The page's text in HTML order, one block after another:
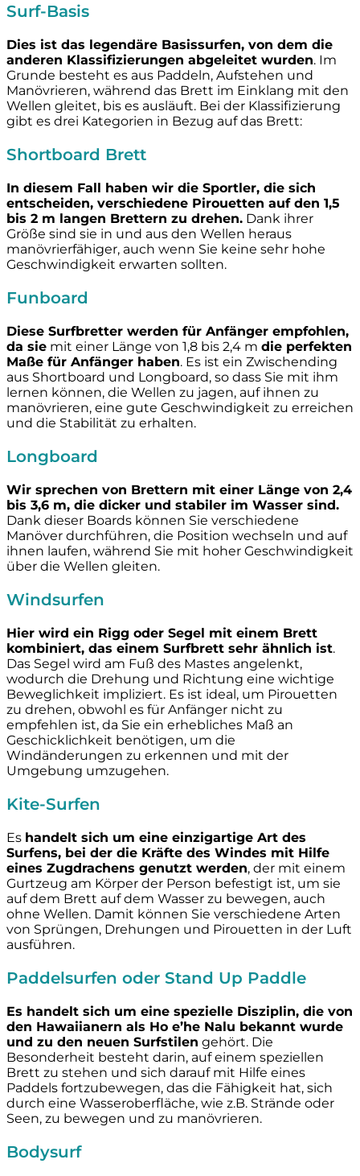
Surf-Basis
Dies ist das legendäre Basissurfen, von dem die
anderen Klassifizierungen abgeleitet wurden. Im
Grunde besteht es aus Paddeln, Aufstehen und
Manövrieren, während das Brett im Einklang mit den
Wellen gleitet, bis es ausläuft. Bei der Klassifizierung
gibt es drei Kategorien in Bezug auf das Brett:
Shortboard Brett
In diesem Fall haben wir die Sportler, die sich
entscheiden, verschiedene Pirouetten auf den 1,5
bis 2 m langen Brettern zu drehen. Dank ihrer
Größe sind sie in und aus den Wellen heraus
manövrierfähiger, auch wenn Sie keine sehr hohe
Geschwindigkeit erwarten sollten.
Funboard
Diese Surfbretter werden für Anfänger empfohlen,
da sie mit einer Länge von 1,8 bis 2,4 m die perfekten
Maße für Anfänger haben. Es ist ein Zwischending
aus Shortboard und Longboard, so dass Sie mit ihm
lernen können, die Wellen zu jagen, auf ihnen zu
manövrieren, eine gute Geschwindigkeit zu erreichen
und die Stabilität zu erhalten.
Longboard
Wir sprechen von Brettern mit einer Länge von 2,4
bis 3,6 m, die dicker und stabiler im Wasser sind.
Dank dieser Boards können Sie verschiedene
Manöver durchführen, die Position wechseln und auf
ihnen laufen, während Sie mit hoher Geschwindigkeit
über die Wellen gleiten.
Windsurfen
Hier wird ein Rigg oder Segel mit einem Brett
kombiniert, das einem Surfbrett sehr ähnlich ist.
Das Segel wird am Fuß des Mastes angelenkt,
wodurch die Drehung und Richtung eine wichtige
Beweglichkeit impliziert. Es ist ideal, um Pirouetten
zu drehen, obwohl es für Anfänger nicht zu
empfehlen ist, da Sie ein erhebliches Maß an
Geschicklichkeit benötigen, um die
Windänderungen zu erkennen und mit der
Umgebung umzugehen.
Kite-Surfen
Es handelt sich um eine einzigartige Art des
Surfens, bei der die Kräfte des Windes mit Hilfe
eines Zugdrachens genutzt werden, der mit einem
Gurtzeug am Körper der Person befestigt ist, um sie
auf dem Brett auf dem Wasser zu bewegen, auch
ohne Wellen. Damit können Sie verschiedene Arten
von Sprüngen, Drehungen und Pirouetten in der Luft
ausführen.
Paddelsurfen oder Stand Up Paddle
Es handelt sich um eine spezielle Disziplin, die von
den Hawaiianern als Ho e’he Nalu bekannt wurde
und zu den neuen Surfstilen gehört. Die
Besonderheit besteht darin, auf einem speziellen
Brett zu stehen und sich darauf mit Hilfe eines
Paddels fortzubewegen, das die Fähigkeit hat, sich
durch eine Wasseroberfläche, wie z.B. Strände oder
Seen, zu bewegen und zu manövrieren.
Bodysurf